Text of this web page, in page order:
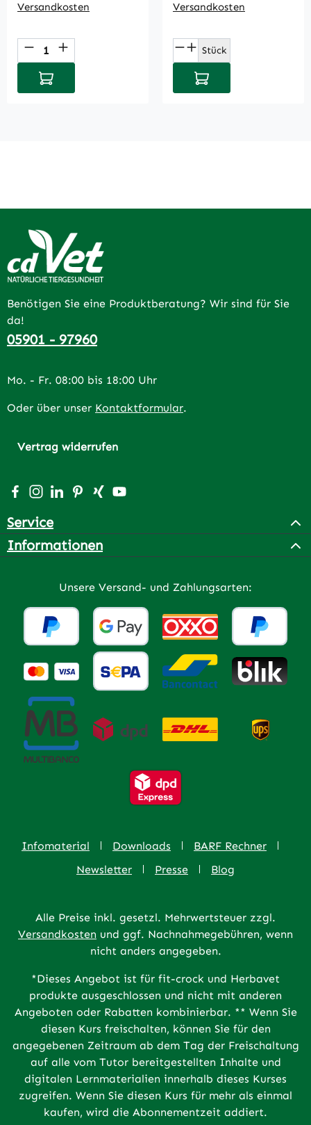
Versandkosten
Produkt Anzahl: Gib den gewünschten
In den Warenkorb
Versandkosten
Produkt Anzahl:
Stück
In den Warenkorb
Benötigen Sie eine Produktberatung? Wir sind für Sie
da!
05901 - 97960
Mo. - Fr. 08:00 bis 18:00 Uhr
Oder über unser Kontaktformular.
Vertrag widerrufen
Besuche uns auf Facebook – öffnet in neuem Tab
Schau auf Instagram vorbei – öffnet in neuem Tab
Vernetze dich mit uns auf LinkedIn – öffnet in
Lass dich auf Pinterest inspirieren – öffnet
Vernetze dich mit uns auf Xing – öffnet
Sieh dir unsere Videos auf YouTube
Service
Informationen
Unsere Versand- und Zahlungsarten:
Infomaterial Downloads
BARF Rechner
Newsletter
Presse Blog
Alle Preise inkl. gesetzl. Mehrwertsteuer zzgl.
Versandkosten und ggf. Nachnahmegebühren, wenn
nicht anders angegeben.
*Dieses Angebot ist für fit-crock und Herbavet
produkte ausgeschlossen und nicht mit anderen
Angeboten oder Rabatten kombinierbar. ** Wenn Sie
diesen Kurs freischalten, können Sie für den
angegebenen Zeitraum ab dem Tag der Freischaltung
auf alle vom Tutor bereitgestellten Inhalte und
digitalen Lernmaterialien innerhalb dieses Kurses
zugreifen. Wenn Sie diesen Kurs für mehr als einmal
kaufen, wird die Abonnementzeit addiert.